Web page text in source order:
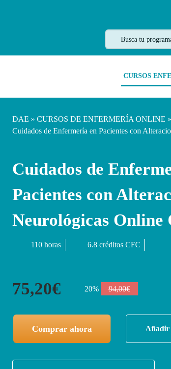
CURSOS
DAE » CURSOS DE ENFERMERÍA ONLINE »
Cuidados de Enfermería en Pacientes con
Cuidados de
Pacientes con
Neurológicas Online
110 horas 6.8 créditos CFC
75,20€ 20% 94,00€
Comprar ahora Añadir